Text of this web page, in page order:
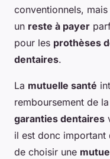
conventionnels,
un reste à payer
pour les prothèses
dentaires.
La mutuelle santé
remboursement de
garanties dentaires
il est donc
de choisir une